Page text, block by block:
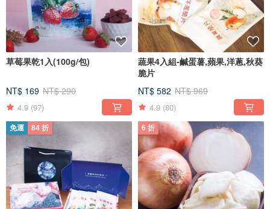
草莓果乾1入(100g/包)
NT$ 169 NT$ 290
4.9 (97)
蔬果4入組-鹹蛋薯,蘋果,洋蔥,秋葵
脆片
NT$ 582 NT$ 969
4.9 (80)
免運 84 折 6 折